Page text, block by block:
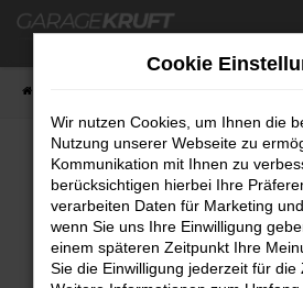
Zum
Fehler: Network Error
Beim Laden ist ein Fehler
Hier sind ein paar Tipps, die
Cookie
Wir nutzen Cookies, um Ihnen die
Nutzung unserer Webseite zu
Kommunikation mit Ihnen zu
berücksichtigen hierbei Ihre
verarbeiten Daten für Marketing
wenn Sie uns Ihre Einwilligung
einem späteren Zeitpunkt Ihre
Sie die Einwilligung jederzeit für die